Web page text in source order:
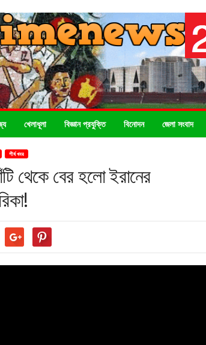
খেলাধূলা বিজ্ঞান প্রযুক্তি বিনোদন জেলা সংবাদ
শীর্ষ খবর
থেকে বের হলো ইরানের